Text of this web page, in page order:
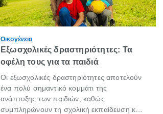
Οικογένεια
Εξωσχολικές δραστηριότητες: Τα
οφέλη τους για τα παιδιά
Οι εξωσχολικές δραστηριότητες αποτελούν
ένα πολύ σημαντικό κομμάτι της
ανάπτυξης των παιδιών, καθώς
συμπληρώνουν τη σχολική εκπαίδευση και